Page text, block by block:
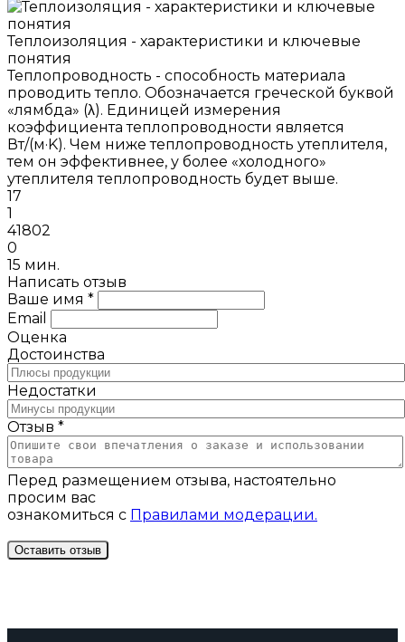
Теплоизоляция - характеристики и ключевые
понятия
Теплопроводность - способность материала
проводить тепло. Обозначается греческой буквой
«лямбда» (λ). Единицей измерения
коэффициента теплопроводности является
Вт/(м·K). Чем ниже теплопроводность утеплителя,
тем он эффективнее, у более «холодного»
утеплителя теплопроводность будет выше.
17
1
41802
0
15 мин.
Написать отзыв
Ваше имя *
Email
Оценка
Достоинства
Недостатки
Отзыв *
Перед размещением отзыва, настоятельно
просим вас
ознакомиться с Правилами модерации.